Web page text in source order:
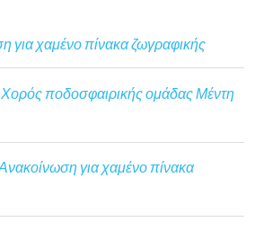
για χαμένο πίνακα ζωγραφικής
Χορός ποδοσφαιρικής ομάδας Μέντη
για χαμένο πίνακα